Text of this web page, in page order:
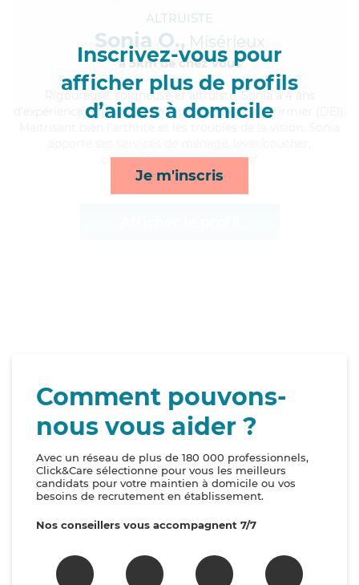
Inscrivez-vous pour
afficher plus de profils
d’aides à domicile
Je m'inscris
ALTRUISTE
Sonia O., Misérieux
à 5km de chez Vous
, soigneuse et altruiste, Sonia a 4 ans
d'expérience et possède un diplôme d'Etat d'infirmier (DEI).
courses/livraison et rappels*
Comment pouvons-
nous vous aider ?
Avec un réseau de plus de 180 000 professionnels,
Click&Care sélectionne pour vous les meilleurs
candidats pour votre maintien à domicile ou vos
besoins de recrutement en établissement.
Nos conseillers vous accompagnent 7/7